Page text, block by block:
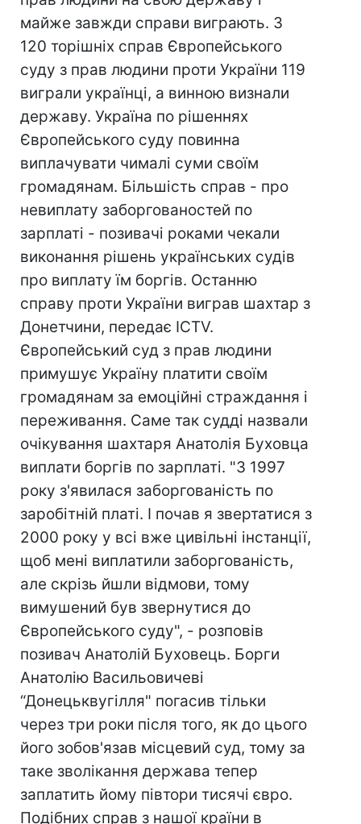
майже завжди справи виграють. З
120 торішніх справ Європейського
суду з прав людини проти України 119
виграли українці, а винною визнали
державу. Україна по рішеннях
Європейського суду повинна
виплачувати чималі суми своїм
громадянам. Більшість справ - про
невиплату заборгованостей по
зарплаті - позивачі роками чекали
виконання рішень українських судів
про виплату їм боргів. Останню
справу проти України виграв шахтар з
Донетчини, передає ICTV.
Європейський суд з прав людини
примушує Україну платити своїм
громадянам за емоційні страждання і
переживання. Саме так судді назвали
очікування шахтаря Анатолія Буховца
виплати боргів по зарплаті. "З 1997
року з'явилася заборгованість по
заробітній платі. І почав я звертатися з
2000 року у всі вже цивільні інстанції,
щоб мені виплатили заборгованість,
але скрізь йшли відмови, тому
вимушений був звернутися до
Європейського суду", - розповів
позивач Анатолій Буховець. Борги
Анатолію Васильовичеві
“Донецьквугілля" погасив тільки
через три роки після того, як до цього
його зобов'язав місцевий суд, тому за
таке зволікання держава тепер
заплатить йому півтори тисячі євро.
Подібних справ з нашої країни в